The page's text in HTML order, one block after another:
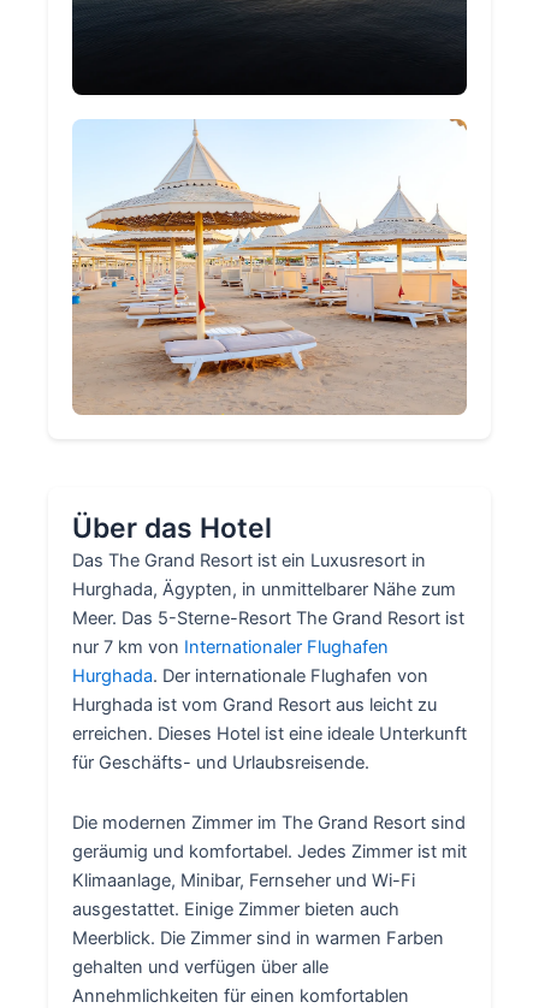
Über das Hotel
Das The Grand Resort ist ein Luxusresort in
Hurghada, Ägypten, in unmittelbarer Nähe zum
Meer. Das 5-Sterne-Resort The Grand Resort ist
nur 7 km von Internationaler Flughafen
Hurghada. Der internationale Flughafen von
Hurghada ist vom Grand Resort aus leicht zu
erreichen. Dieses Hotel ist eine ideale Unterkunft
für Geschäfts- und Urlaubsreisende.
Die modernen Zimmer im The Grand Resort sind
geräumig und komfortabel. Jedes Zimmer ist mit
Klimaanlage, Minibar, Fernseher und Wi-Fi
ausgestattet. Einige Zimmer bieten auch
Meerblick. Die Zimmer sind in warmen Farben
gehalten und verfügen über alle
Annehmlichkeiten für einen komfortablen